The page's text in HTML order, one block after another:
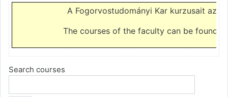
A Fogorvostudományi Kar kurzusait az
The courses of the faculty can be found
Search courses